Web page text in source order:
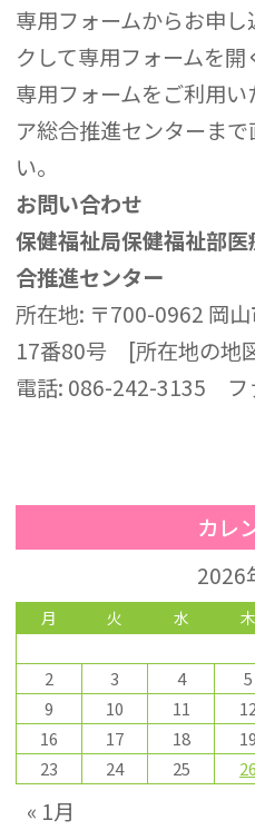
専用フォームからお申
クして専用フォームを開
専用フォームをご利用
ア総合推進センターま
い。
お問い合わせ
保健福祉局保健福祉部
合推進センター
所在地: 〒700-0962 岡
17番80号 [所在地の地
電話: 086-242-3135 フ
カレ
2026
月 火 水 木
2
3 4 5
9
10 11
16
17 18 19
23
24 25 26
« 1月